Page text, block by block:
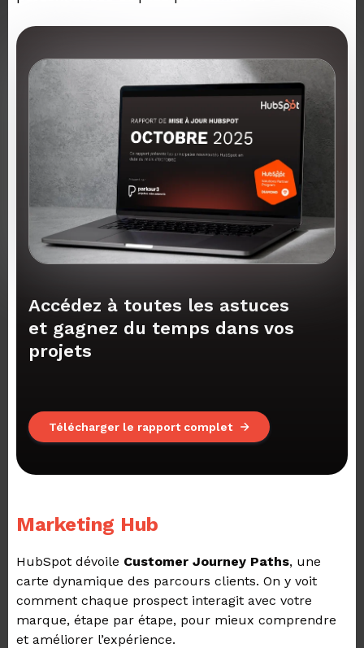
Accédez à toutes les astuces
et gagnez du temps dans vos
projets
Télécharger le rapport complet
Marketing Hub
HubSpot dévoile Customer Journey Paths, une
carte dynamique des parcours clients. On y voit
comment chaque prospect interagit avec votre
marque, étape par étape, pour mieux comprendre
et améliorer l’expérience.